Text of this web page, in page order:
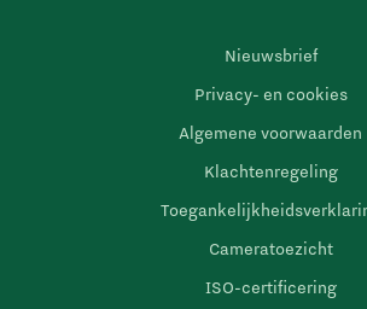
Nieuwsbrief
Privacy- en cookies
Algemene voorwaarden
Klachtenregeling
Cameratoezicht
ISO-certificering